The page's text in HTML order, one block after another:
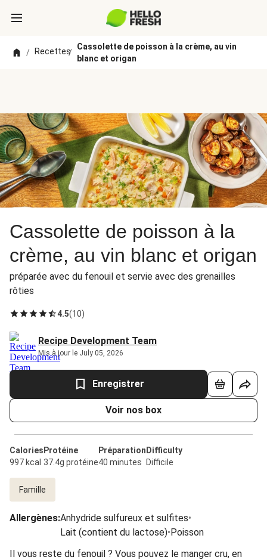
/ Recettes/
Cassolette de poisson à la crème, au vin
blanc et origan
Cassolette de poisson à la
crème, au vin blanc et origan
préparée avec du fenouil et servie avec des grenailles
rôties
4.5(10)
Recipe Development Team
Mis à jour le July 05, 2026
Enregistrer
Voir nos box
Calories
997 kcal
Protéine
37.4g protéine
Préparation
40 minutes
Difficulty
Difficile
Famille
Allergènes:Anhydride sulfureux et sulfites•
Lait (contient du lactose)•Poisson
Il vous reste du fenouil ? Vous pouvez le manger cru, en